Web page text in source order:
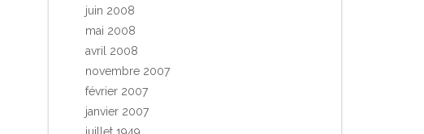
juin 2008
mai 2008
avril 2008
novembre 2007
février 2007
janvier 2007